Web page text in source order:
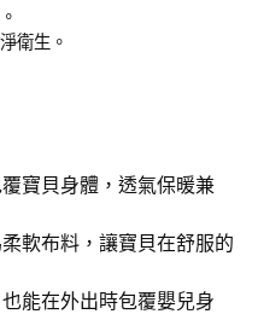
衛生。
寶貝身體，透氣保暖兼
軟布料，讓寶貝在舒服的
能在外出時包覆嬰兒身